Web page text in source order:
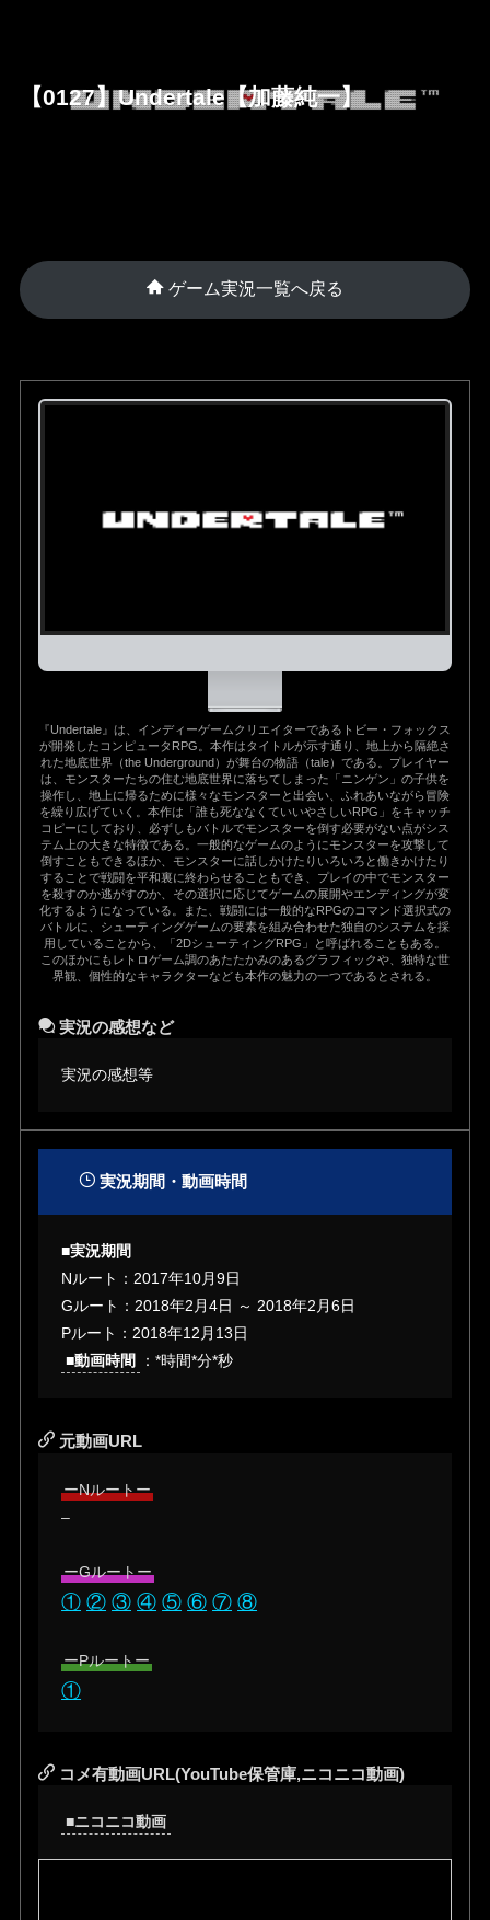
【0127】Undertale【加藤純一】
ゲーム実況一覧へ戻る
『Undertale』は、インディーゲームクリエイターであるトビー・フォックス
が開発したコンピュータRPG。本作はタイトルが示す通り、地上から隔絶さ
れた地底世界（the Underground）が舞台の物語（tale）である。プレイヤー
は、モンスターたちの住む地底世界に落ちてしまった「ニンゲン」の子供を
操作し、地上に帰るために様々なモンスターと出会い、ふれあいながら冒険
を繰り広げていく。本作は「誰も死ななくていいやさしいRPG」をキャッチ
コピーにしており、必ずしもバトルでモンスターを倒す必要がない点がシス
テム上の大きな特徴である。一般的なゲームのようにモンスターを攻撃して
倒すこともできるほか、モンスターに話しかけたりいろいろと働きかけたり
することで戦闘を平和裏に終わらせることもでき、プレイの中でモンスター
を殺すのか逃がすのか、その選択に応じてゲームの展開やエンディングが変
化するようになっている。また、戦闘には一般的なRPGのコマンド選択式の
バトルに、シューティングゲームの要素を組み合わせた独自のシステムを採
用していることから、「2DシューティングRPG」と呼ばれることもある。
このほかにもレトロゲーム調のあたたかみのあるグラフィックや、独特な世
界観、個性的なキャラクターなども本作の魅力の一つであるとされる。
実況の感想など
実況の感想等
実況期間・動画時間
■実況期間
Nルート：2017年10月9日
Gルート：2018年2月4日 ～ 2018年2月6日
Pルート：2018年12月13日
■動画時間
：*時間*分*秒
元動画URL
ーNルートー
–
ーGルートー
① ② ③ ④ ⑤ ⑥ ⑦ ⑧
ーPルートー
①
コメ有動画URL(YouTube保管庫,ニコニコ動画)
■ニコニコ動画